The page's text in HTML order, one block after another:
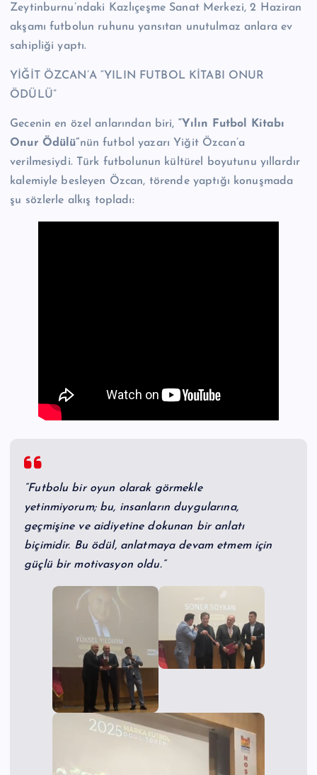
Zeytinburnu’ndaki Kazlıçeşme Sanat Merkezi, 2 Haziran
akşamı futbolun ruhunu yansıtan unutulmaz anlara ev
sahipliği yaptı.
YİĞİT ÖZCAN’A “YILIN FUTBOL KİTABI ONUR
ÖDÜLÜ”
Gecenin en özel anlarından biri, “Yılın Futbol Kitabı
Onur Ödülü”nün futbol yazarı Yiğit Özcan’a
verilmesiydi. Türk futbolunun kültürel boyutunu yıllardır
kalemiyle besleyen Özcan, törende yaptığı konuşmada
şu sözlerle alkış topladı:
“Futbolu bir oyun olarak görmekle
yetinmiyorum; bu, insanların duygularına,
geçmişine ve aidiyetine dokunan bir anlatı
biçimidir. Bu ödül, anlatmaya devam etmem için
güçlü bir motivasyon oldu.”